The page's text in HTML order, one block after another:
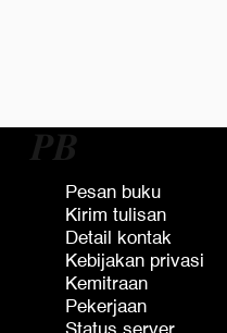
𝑷𝑩
Pesan buku
Kirim tulisan
Detail kontak
Kebijakan privasi
Kemitraan
Pekerjaan